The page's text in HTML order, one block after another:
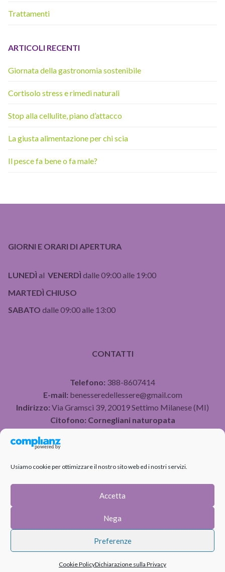
Usiamo cookie per ottimizzare il nostro sito web ed i nostri servizi.
Accetta
Nega
Preferenze
Cookie PolicyDichiarazione sulla Privacy
Trattamenti
ARTICOLI RECENTI
Giornata della gastronomia sostenibile
Cortisolo stress e rimedi naturali
Stop alla cellulite, piano d’attacco
La giusta alimentazione per chi scia
Il pesce fa bene o fa male?
GIORNI E ORARI DI APERTURA
LUNEDÌ al VENERDÌ dalle 09:00 alle 19:00
MARTEDÌ CHIUSO
SABATO dalle 09:00 alle 13:00
CONTATTI
Telefono: 388-8607414
E-mail: benesseredellessere@gmail.com
Indirizzo: Via Gramsci 39, 20019 Settimo Milanese (MI)
Citofono: Cornegliani naturopata
COOKIE POLICY